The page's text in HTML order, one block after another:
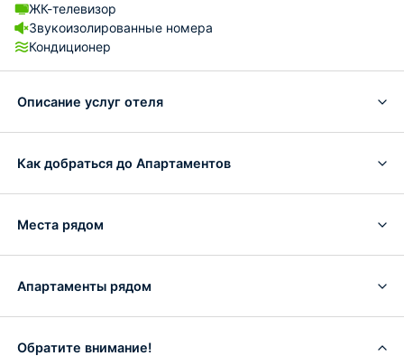
ЖК-телевизор
Звукоизолированные номера
Кондиционер
Описание услуг отеля
Как добраться до Апартаментов
Места рядом
Апартаменты рядом
Обратите внимание!